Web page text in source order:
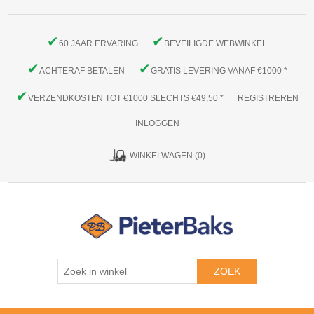
✔60 JAAR ERVARING ✔ BEVEILIGDE WEBWINKEL
✔ACHTERAF BETALEN ✔GRATIS LEVERING VANAF €1000 *
✔VERZENDKOSTEN TOT €1000 SLECHTS €49,50 * REGISTREREN
INLOGGEN
WINKELWAGEN (0)
ZOEK